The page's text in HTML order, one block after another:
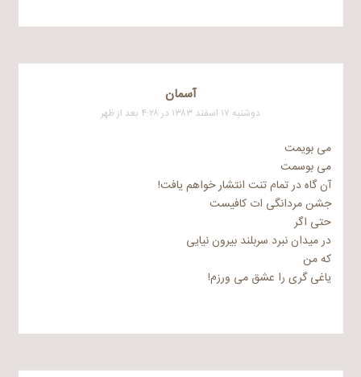
آسمان
دوشنبه ۱۷ اسفند ۱۳۸۳ در ۴:۲۸ بعد از ظهر
می بویمت
می بوسمت
آن گاه در تمام تنت انتشار خواهم یافت!
جشن مردانگی ات کافیست
حتی اگر
در میدان نبرد سربلند بیرون نیایی
که من
یاغی گری را عشق می ورزم!